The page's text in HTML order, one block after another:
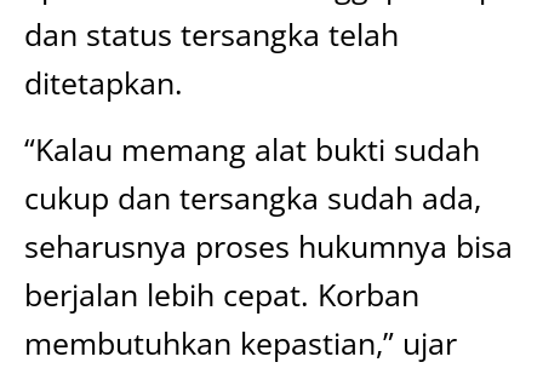
dan status tersangka telah
ditetapkan.
“Kalau memang alat bukti sudah
cukup dan tersangka sudah ada,
seharusnya proses hukumnya bisa
berjalan lebih cepat. Korban
membutuhkan kepastian,” ujar